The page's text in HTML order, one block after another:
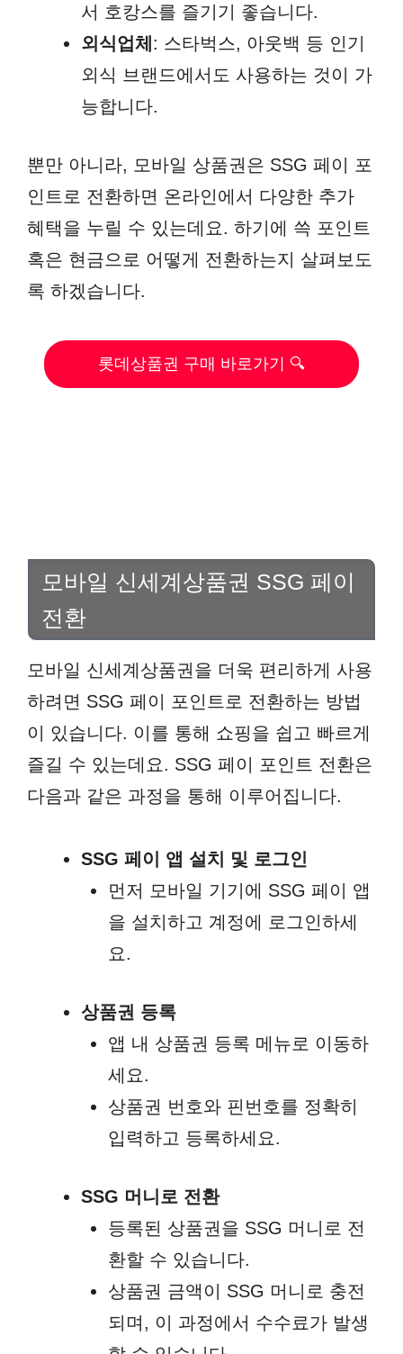
서 호캉스를 즐기기 좋습니다.
외식업체 : 스타벅스, 아웃백 등 인기
외식 브랜드에서도 사용하는 것이 가
능합니다.
뿐만 아니라, 모바일 상품권은 SSG 페이 포
인트로 전환하면 온라인에서 다양한 추가
혜택을 누릴 수 있는데요. 하기에 쓱 포인트
혹은 현금으로 어떻게 전환하는지 살펴보도
록 하겠습니다.
롯데상품권 구매 바로가기 🔍
모바일 신세계상품권 SSG 페이
전환
모바일 신세계상품권을 더욱 편리하게 사용
하려면 SSG 페이 포인트로 전환하는 방법
이 있습니다. 이를 통해 쇼핑을 쉽고 빠르게
즐길 수 있는데요. SSG 페이 포인트 전환은
다음과 같은 과정을 통해 이루어집니다.
SSG 페이 앱 설치 및 로그인
먼저 모바일 기기에 SSG 페이 앱
을 설치하고 계정에 로그인하세
요.
상품권 등록
앱 내 상품권 등록 메뉴로 이동하
세요.
상품권 번호와 핀번호를 정확히
입력하고 등록하세요.
SSG 머니로 전환
등록된 상품권을 SSG 머니로 전
환할 수 있습니다.
상품권 금액이 SSG 머니로 충전
되며, 이 과정에서 수수료가 발생